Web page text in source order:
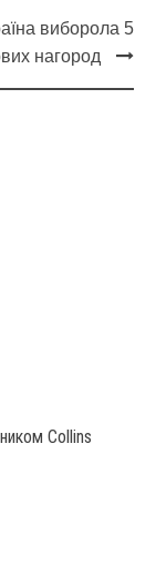
виборола 5
нагород
Collins